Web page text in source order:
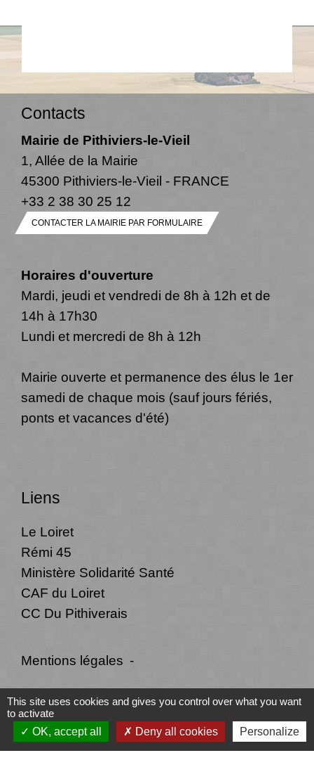
Contacts
Mairie de Pithiviers-le-Vieil
1, Allée de la Mairie
45300 Pithiviers-le-Vieil - FRANCE
+33 2 38 30 25 12
CONTACTER LA MAIRIE PAR FORMULAIRE
Horaires d'ouverture
Mardi, jeudi et vendredi de 8h à 12h et de
14h à 17h30
Lundi et mercredi de 8h à 12h
Mairie ouverte et permanence des élus le 1er
samedi de chaque mois (sauf jours fériés,
ponts et vacances d'été)
Liens
Le Loiret
Rémi 45
Ministère Solidarité Santé
CAF du Loiret
CC Du Pithiverais
Mentions légales -
Politique de confidentialité - Accessibilité -
Plan du site - Gestion des cookies
This site uses cookies and gives you control over what you want
to activate
OK, accept all
Deny all cookies Personalize